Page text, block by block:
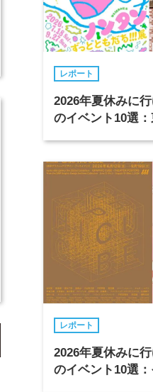
レポート
2026年夏休みに
のイベント10選
レポート
2026年夏休みに
のイベント10選